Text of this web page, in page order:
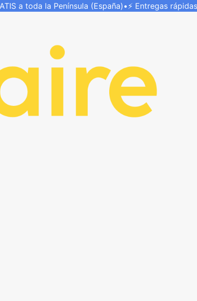
a toda la Península (España) •⚡ Entregas